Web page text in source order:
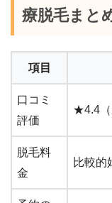
療脱毛まと
項目
口コミ
評価
★4.4（
脱毛料
金
比較的